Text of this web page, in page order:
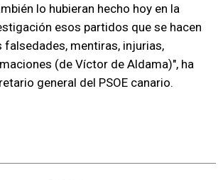
lo hubieran hecho hoy en la
esos partidos que se hacen
falsedades, mentiras, injurias,
(de Víctor de Aldama)", ha
general del PSOE canario.